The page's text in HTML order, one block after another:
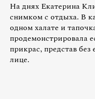
На днях Екатерина
снимком с отдыха. В
одном халате и
продемонстрировала
прикрас, представ
лице.